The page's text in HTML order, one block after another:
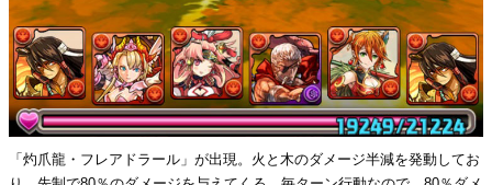
「灼爪龍・フレアドラール」が出現。火と木のダメージ半減を発動してお